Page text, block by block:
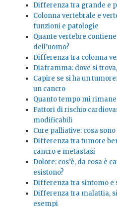
Differenza tra grande e
Colonna vertebrale e
funzioni e patologie
Quante vertebre
dell’uomo?
Differenza tra colonna
Diaframma: dove si
Capire se si ha un
un cancro
Quanto tempo mi rimane
Fattori di rischio
modificabili
Cure palliative: cosa sono
Differenza tra tumore
cancro e metastasi
Dolore: cos’è, da cosa è
esistono?
Differenza tra sintomo e
Differenza tra malattia,
esempi